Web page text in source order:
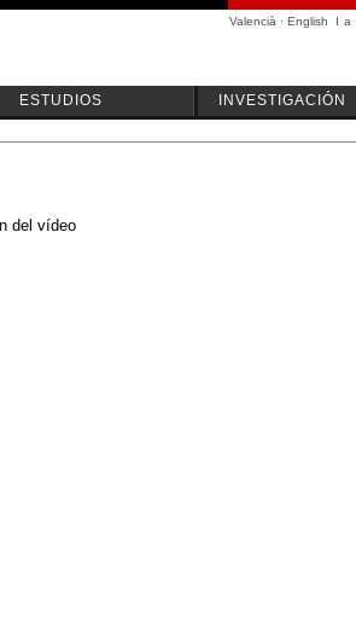
Valencià · English I a
ESTUDIOS INVESTIGACIÓN
del vídeo